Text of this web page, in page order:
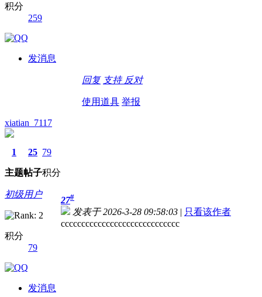
积分
259
发消息
回复 支持 反对
使用道具 举报
xiatian_7117
1
主题
25
帖子
79
积分
初级用户
积分
79
发消息
27#
发表于 2026-3-28 09:58:03 | 只看该作者
ccccccccccccccccccccccccccccc